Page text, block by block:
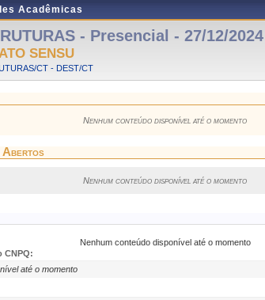
Acadêmicas
- Presencial - 27/12/
SENSU
CT - DEST/CT
Nenhum conteúdo disponível até o momento
Abertos
Nenhum conteúdo disponível até o momento
Nenhum conteúdo disponível até o momento
CNPQ:
até o momento